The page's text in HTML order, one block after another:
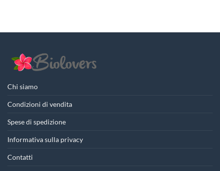
Chi siamo
Condizioni di vendita
Spese di spedizione
Informativa sulla privacy
Contatti